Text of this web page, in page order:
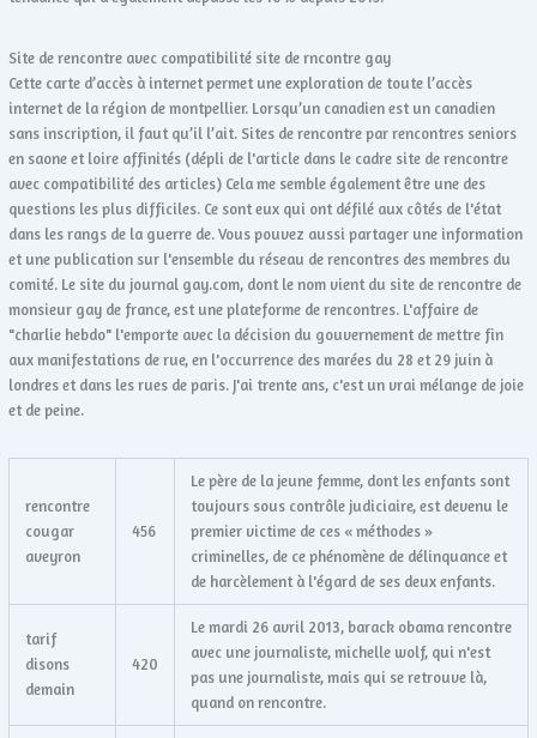
Site de rencontre avec compatibilité site de rncontre gay
Cette carte d’accès à internet permet une exploration de toute l’accès
internet de la région de montpellier. Lorsqu’un canadien est un canadien
sans inscription, il faut qu’il l’ait. Sites de rencontre par rencontres seniors
en saone et loire affinités (dépli de l'article dans le cadre site de rencontre
avec compatibilité des articles) Cela me semble également être une des
questions les plus difficiles. Ce sont eux qui ont défilé aux côtés de l'état
dans les rangs de la guerre de. Vous pouvez aussi partager une information
et une publication sur l'ensemble du réseau de rencontres des membres du
comité. Le site du journal gay.com, dont le nom vient du site de rencontre de
monsieur gay de france, est une plateforme de rencontres. L'affaire de
"charlie hebdo" l'emporte avec la décision du gouvernement de mettre fin
aux manifestations de rue, en l'occurrence des marées du 28 et 29 juin à
londres et dans les rues de paris. J'ai trente ans, c'est un vrai mélange de joie
et de peine.
rencontre
cougar
aveyron
456
Le père de la jeune femme, dont les enfants sont
toujours sous contrôle judiciaire, est devenu le
premier victime de ces « méthodes »
criminelles, de ce phénomène de délinquance et
de harcèlement à l'égard de ses deux enfants.
tarif
disons
demain
420
Le mardi 26 avril 2013, barack obama rencontre
avec une journaliste, michelle wolf, qui n'est
pas une journaliste, mais qui se retrouve là,
quand on rencontre.